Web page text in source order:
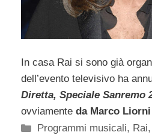
In casa Rai si sono già
dell’evento televisivo ha
Diretta, Speciale Sanremo
ovviamente da Marco
Categorie
Programmi musicali, Rai